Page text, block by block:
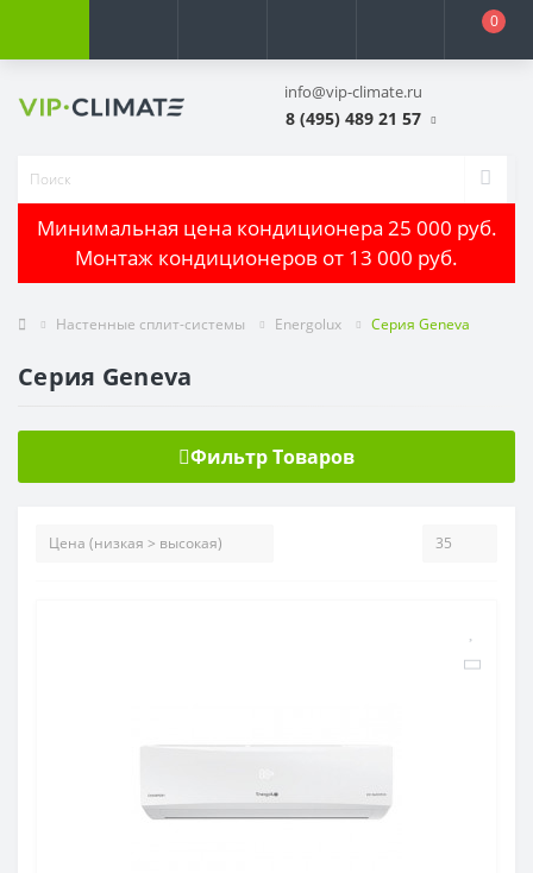
0
info@vip-climate.ru
8 (495) 489 21 57
Минимальная цена кондиционера 25 000 руб.
Монтаж кондиционеров от 13 000 руб.
Настенные сплит-системы Energolux Серия Geneva
Серия Geneva
Фильтр Товаров